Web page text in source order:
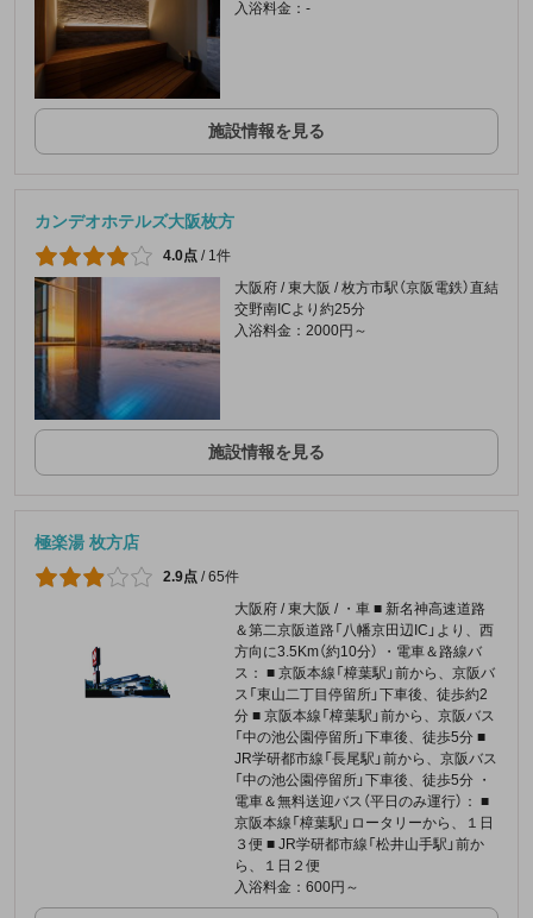
入浴料金：-
施設情報を見る
カンデオホテルズ大阪枚方
4.0点 / 1件
大阪府 / 東大阪 / 枚方市駅（京阪電鉄）直結
交野南ICより約25分
入浴料金：2000円～
施設情報を見る
極楽湯 枚方店
2.9点 /65件
大阪府 / 東大阪 / ・車 ■ 新名神高速道路
＆第二京阪道路「八幡京田辺IC」より、西
方向に3.5Km（約10分） ・電車＆路線バ
ス： ■ 京阪本線「樟葉駅」前から、京阪バ
ス「東山二丁目停留所」下車後、徒歩約2
分 ■ 京阪本線「樟葉駅」前から、京阪バス
「中の池公園停留所」下車後、徒歩5分 ■
JR学研都市線「長尾駅」前から、京阪バス
「中の池公園停留所」下車後、徒歩5分 ・
電車＆無料送迎バス（平日のみ運行）： ■
京阪本線「樟葉駅」ロータリーから、１日
３便 ■ JR学研都市線「松井山手駅」前か
ら、１日２便
入浴料金：600円～